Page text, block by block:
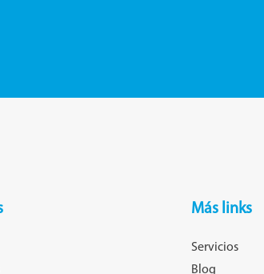
Más links
Servicios
Blog